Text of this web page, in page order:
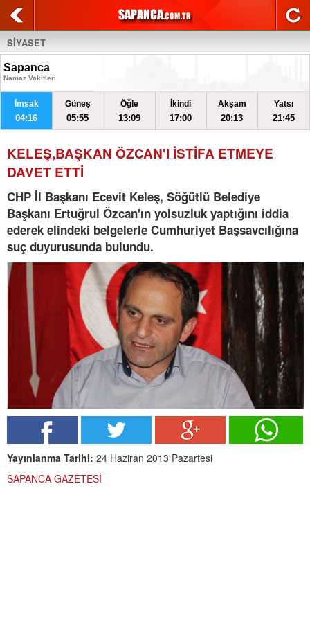
SİYASET
Sapanca
Namaz Vakitleri
İmsak
04:16
Güneş
05:55
Öğle
13:09
İkindi
17:00
Akşam
20:13
Yatsı
21:45
KELEŞ,BAŞKAN ÖZCAN'I İSTİFA ETMEYE
DAVET ETTİ
CHP İl Başkanı Ecevit Keleş, Söğütlü Belediye
Başkanı Ertuğrul Özcan'ın yolsuzluk yaptığını iddia
ederek elindeki belgelerle Cumhuriyet Başsavcılığına
suç duyurusunda bulundu.
Yayınlanma Tarihi: 24 Haziran 2013 Pazartesi
SAPANCA GAZETESİ